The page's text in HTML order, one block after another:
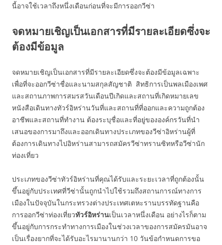
นี้อาจใช้เวลาถึงหนึ่งเดือนก่อนที่จะมีการออกวีซ่า
จดหมายเชิญเป็นเอกสารที่มีรายละเอียดซึ่งจะ
ต้องมีข้อมูล
จดหมายเชิญเป็นเอกสารที่มีรายละเอียดซึ่งจะต้องมีข้อมูลเฉพาะ
เพื่อที่จะออกวีซ่าชื่อและนามสกุลสัญชาติ สิทธิการเป็นพลเมืองเพศ
และสถานภาพการสมรสวันเดือนปีเกิดและสถานที่เกิดหมายเลข
หนังสือเดินทางทัวร์อิหร่านวันที่และสถานที่ที่ออกและความถูกต้อง
อาชีพและสถานที่ทำงาน ต้องระบุชื่อและที่อยู่ขององค์กรวันที่นำ
เสนอของการมาถึงและออกเดินทางประเภทของวีซ่าอิหร่านผู้ที่
ต้องการเดินทางไปอิหร่านสามารถสมัครวีซ่าทรานซิทหรือวีซ่านัก
ท่องเที่ยว
ประเภทของวีซ่าทัวร์อิหร่านที่คุณได้รับและระยะเวลาที่ถูกต้องนั้น
ขึ้นอยู่กับประเทศที่วีซ่านั้นถูกนำไปใช้รวมถึงสถานการณ์ทางการ
เมืองในปัจจุบันในกระทรวงต่างประเทศเตหะรานบรรทัดฐานคือ
การออกวีซ่าท่องเที่ยวทัวร์อิหร่านเป็นเวลาหนึ่งเดือน อย่างไรก็ตาม
ขึ้นอยู่กับการกระทำทางการเมืองในช่วงเวลาของการสมัครมันอาจ
เป็นเรื่องยากที่จะได้รับอะไรมานานกว่า 10 วันข้อกำหนดการขอ